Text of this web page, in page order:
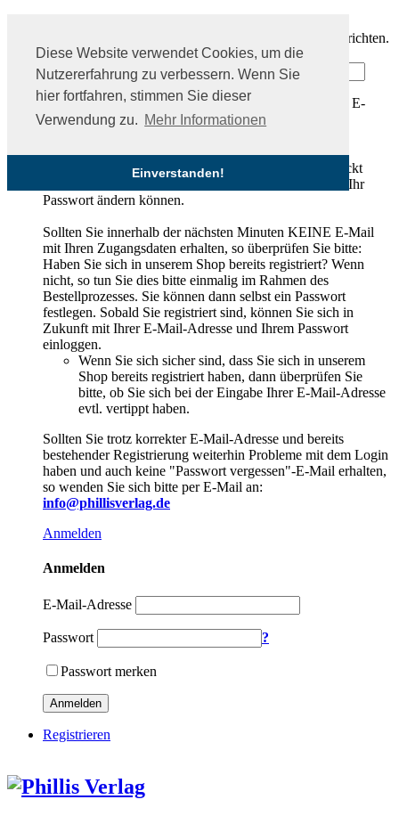
Diese Website verwendet Cookies, um die
Nutzererfahrung zu verbessern. Wenn Sie
hier fortfahren, stimmen Sie dieser
Verwendung zu. Mehr Informationen
Einverstanden!
Kein Problem, hier können Sie ein neues Passwort einrichten.
Ihre E-Mail-Adresse:
Bitte Wert angeben! Bitte geben Sie eine gültige E-
Mail-Adresse ein
Nachdem Sie den 'Passwort anfordern'-Knopf angeklickt
haben, schicken wir Ihnen eine E-Mail zu, mit der Sie Ihr
Passwort ändern können.
Sollten Sie innerhalb der nächsten Minuten KEINE E-Mail
mit Ihren Zugangsdaten erhalten, so überprüfen Sie bitte:
Haben Sie sich in unserem Shop bereits registriert? Wenn
nicht, so tun Sie dies bitte einmalig im Rahmen des
Bestellprozesses. Sie können dann selbst ein Passwort
festlegen. Sobald Sie registriert sind, können Sie sich in
Zukunft mit Ihrer E-Mail-Adresse und Ihrem Passwort
einloggen.
Wenn Sie sich sicher sind, dass Sie sich in unserem
Shop bereits registriert haben, dann überprüfen Sie
bitte, ob Sie sich bei der Eingabe Ihrer E-Mail-Adresse
evtl. vertippt haben.
Sollten Sie trotz korrekter E-Mail-Adresse und bereits
bestehender Registrierung weiterhin Probleme mit dem Login
haben und auch keine "Passwort vergessen"-E-Mail erhalten,
so wenden Sie sich bitte per E-Mail an:
info@phillisverlag.de
Anmelden
Anmelden
E-Mail-Adresse
Passwort ?
Passwort merken
Anmelden
Registrieren